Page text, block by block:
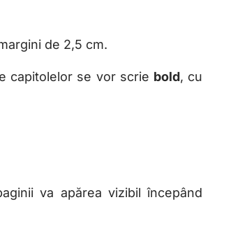
de 2,5 cm.
capitolelor se vor scrie bold, cu
va apărea vizibil începând